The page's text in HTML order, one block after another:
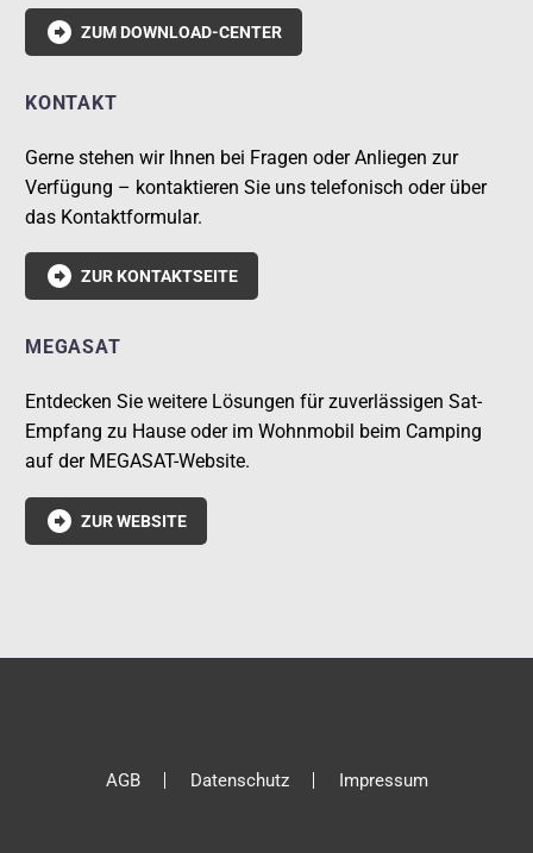
 ZUM DOWNLOAD-CENTER
KONTAKT
Gerne stehen wir Ihnen bei Fragen oder Anliegen zur
Verfügung – kontaktieren Sie uns telefonisch oder über
das Kontaktformular.
 ZUR KONTAKTSEITE
MEGASAT
Entdecken Sie weitere Lösungen für zuverlässigen Sat-
Empfang zu Hause oder im Wohnmobil beim Camping
auf der MEGASAT-Website.
 ZUR WEBSITE
AGB Datenschutz Impressum